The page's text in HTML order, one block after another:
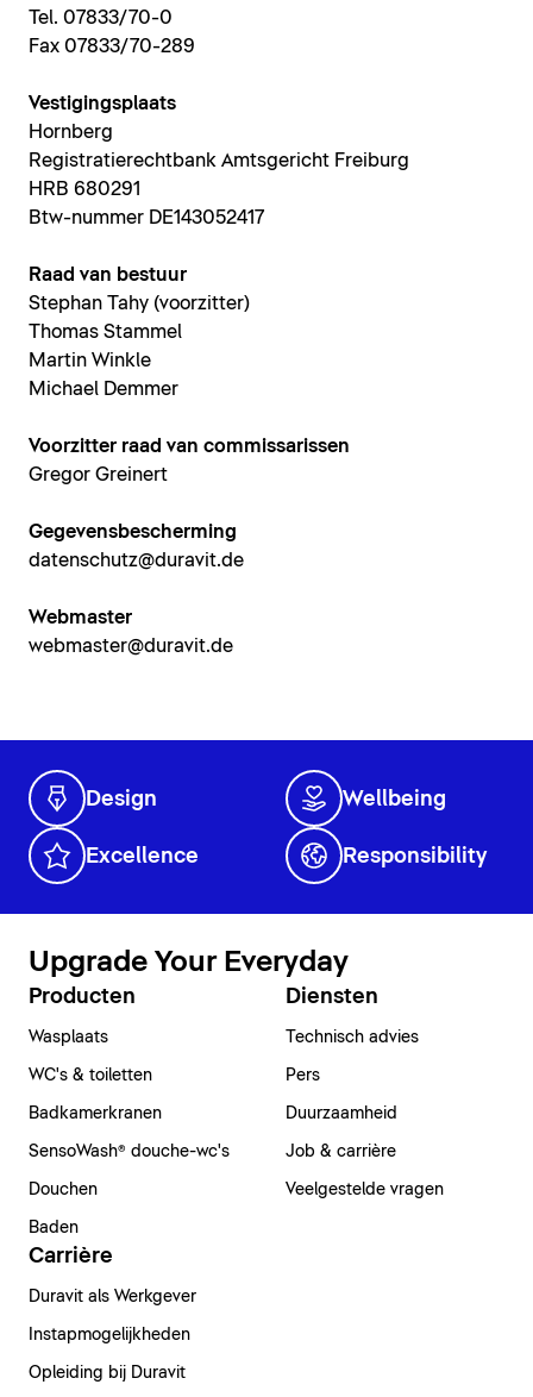
Tel. 07833/70-0
Fax 07833/70-289
Vestigingsplaats
Hornberg
Registratierechtbank Amtsgericht Freiburg
HRB 680291
Btw-nummer DE143052417
Raad van bestuur
Stephan Tahy (voorzitter)
Thomas Stammel
Martin Winkle
Michael Demmer
Voorzitter raad van commissarissen
Gregor Greinert
Gegevensbescherming
datenschutz@duravit.de
Webmaster
webmaster@duravit.de
Design Wellbeing
Excellence Responsibility
Upgrade Your Everyday
Producten
Wasplaats
WC's & toiletten
Badkamerkranen
SensoWash® douche-wc's
Douchen
Baden
Diensten
Technisch advies
Pers
Duurzaamheid
Job & carrière
Veelgestelde vragen
Carrière
Duravit als Werkgever
Instapmogelijkheden
Opleiding bij Duravit